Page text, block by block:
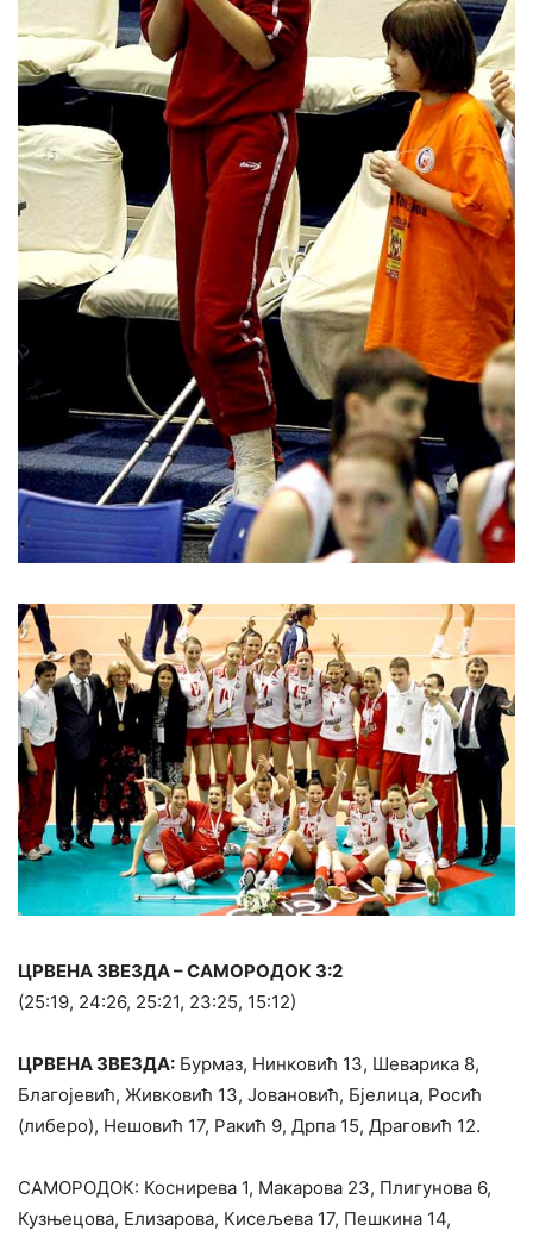
ЦРВЕНА ЗВЕЗДА – САМОРОДОК 3:2
(25:19, 24:26, 25:21, 23:25, 15:12)
ЦРВЕНА ЗВЕЗДА: Бурмаз, Нинковић 13, Шеварика 8,
Благојевић, Живковић 13, Јовановић, Бјелица, Росић
(либеро), Нешовић 17, Ракић 9, Дрпа 15, Драговић 12.
САМОРОДОК: Коснирева 1, Макарова 23, Плигунова 6,
Кузњецова, Елизарова, Кисељева 17, Пешкина 14,